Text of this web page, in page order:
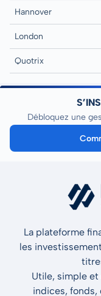
Hannover
London
Quotrix
Débloquez une
La plateforme
les
Utile, simple et
indices,